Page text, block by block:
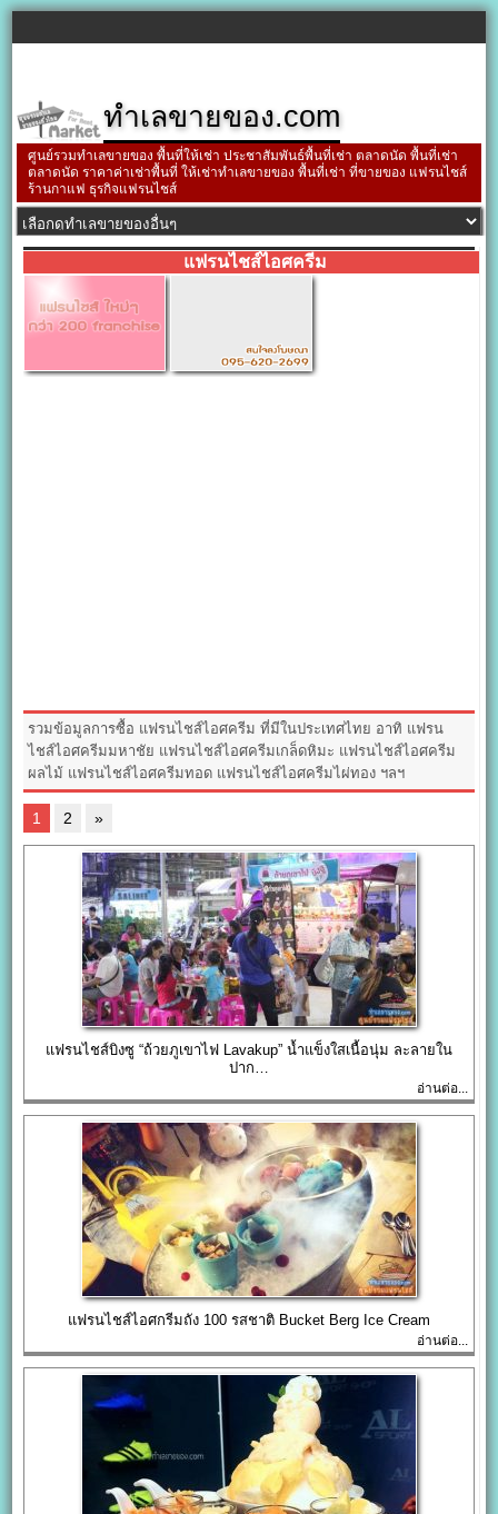
ทำเลขายของ.com
ศูนย์รวมทำเลขายของ พื้นที่ให้เช่า ประชาสัมพันธ์พื้นที่เช่า ตลาดนัด พื้นที่เช่า
ตลาดนัด ราคาค่าเช่าพื้นที่ ให้เช่าทำเลขายของ พื้นที่เช่า ที่ขายของ แฟรนไชส์
ร้านกาแฟ ธุรกิจแฟรนไชส์
แฟรนไชส์ไอศครีม
รวมข้อมูลการซื้อ แฟรนไชส์ไอศครีม ที่มีในประเทศไทย อาทิ แฟรน
ไชส์ไอศครีมมหาชัย แฟรนไชส์ไอศครีมเกล็ดหิมะ แฟรนไชส์ไอศครีม
ผลไม้ แฟรนไชส์ไอศครีมทอด แฟรนไชส์ไอศครีมไผ่ทอง ฯลฯ
1 2 »
แฟรนไชส์บิงซู “ถ้วยภูเขาไฟ Lavakup” น้ำแข็งใสเนื้อนุ่ม ละลายใน
ปาก…
อ่านต่อ...
แฟรนไชส์ไอศกรีมถัง 100 รสชาติ Bucket Berg Ice Cream
อ่านต่อ...